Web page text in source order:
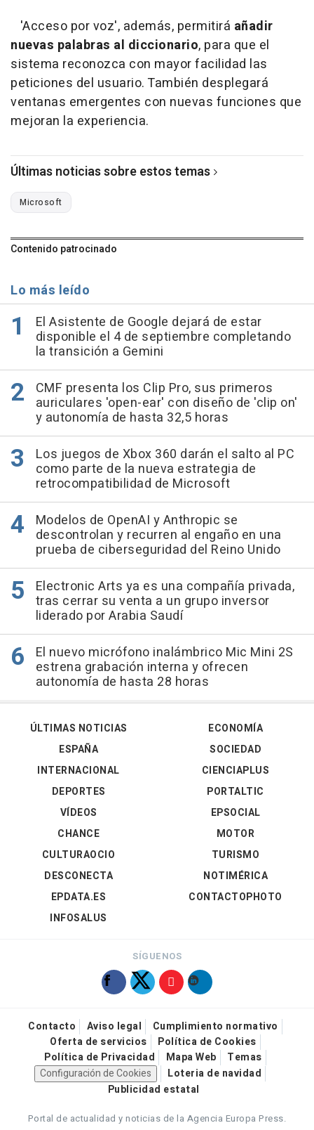
'Acceso por voz', además, permitirá añadir
nuevas palabras al diccionario, para que el
sistema reconozca con mayor facilidad las
peticiones del usuario. También desplegará
ventanas emergentes con nuevas funciones que
mejoran la experiencia.
Últimas noticias sobre estos temas
Microsoft
Contenido patrocinado
Lo más leído
El Asistente de Google dejará de estar
disponible el 4 de septiembre completando
la transición a Gemini
CMF presenta los Clip Pro, sus primeros
auriculares 'open-ear' con diseño de 'clip on'
y autonomía de hasta 32,5 horas
Los juegos de Xbox 360 darán el salto al PC
como parte de la nueva estrategia de
retrocompatibilidad de Microsoft
Modelos de OpenAI y Anthropic se
descontrolan y recurren al engaño en una
prueba de ciberseguridad del Reino Unido
Electronic Arts ya es una compañía privada,
tras cerrar su venta a un grupo inversor
liderado por Arabia Saudí
El nuevo micrófono inalámbrico Mic Mini 2S
estrena grabación interna y ofrecen
autonomía de hasta 28 horas
ÚLTIMAS NOTICIAS
ESPAÑA
INTERNACIONAL
DEPORTES
VÍDEOS
ECONOMÍA
SOCIEDAD
CIENCIAPLUS
PORTALTIC
EPSOCIAL
CHANCE
CULTURAOCIO
DESCONECTA
EPDATA.ES
INFOSALUS
MOTOR
TURISMO
NOTIMÉRICA
CONTACTOPHOTO
SÍGUENOS
Contacto Aviso legal
Cumplimiento normativo
Oferta de servicios
Política de Cookies
Política de Privacidad
Mapa Web
Temas
Configuración de Cookies
Loteria de navidad
Publicidad estatal
Portal de actualidad y noticias de la Agencia Europa Press.